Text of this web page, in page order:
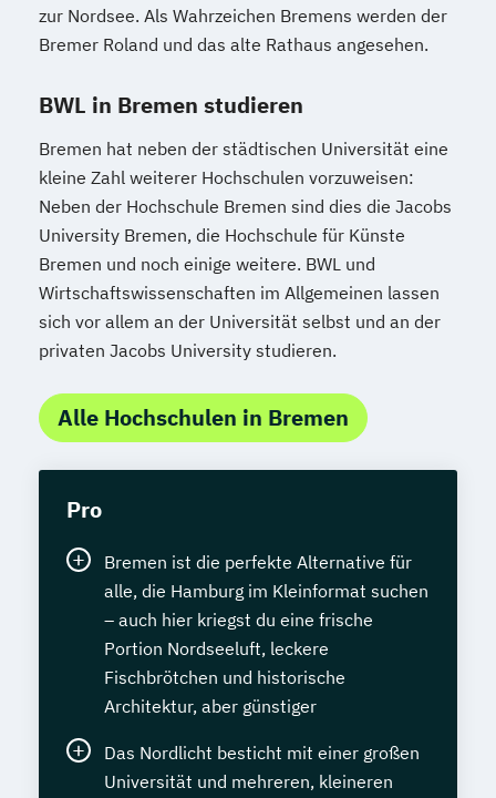
zur Nordsee. Als Wahrzeichen Bremens werden der
Bremer Roland und das alte Rathaus angesehen.
BWL in Bremen studieren
Bremen hat neben der städtischen Universität eine
kleine Zahl weiterer Hochschulen vorzuweisen:
Neben der Hochschule Bremen sind dies die Jacobs
University Bremen, die Hochschule für Künste
Bremen und noch einige weitere. BWL und
Wirtschaftswissenschaften im Allgemeinen lassen
sich vor allem an der Universität selbst und an der
privaten Jacobs University studieren.
Alle Hochschulen in Bremen
Pro
Bremen ist die perfekte Alternative für
alle, die Hamburg im Kleinformat suchen
– auch hier kriegst du eine frische
Portion Nordseeluft, leckere
Fischbrötchen und historische
Architektur, aber günstiger
Das Nordlicht besticht mit einer großen
Universität und mehreren, kleineren